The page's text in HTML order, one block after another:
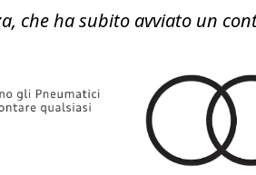
che ha subito avviato un